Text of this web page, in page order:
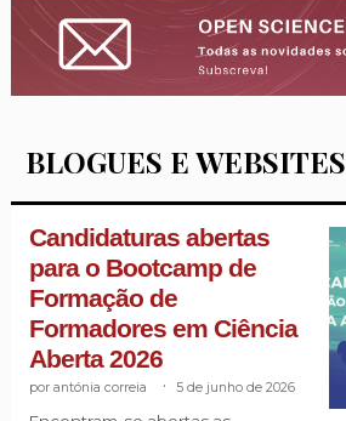
BLOGUES E WEBSITES
Candidaturas abertas
para o Bootcamp de
Formação de
Formadores em Ciência
Aberta 2026
antónia correia 5 de junho de 2026